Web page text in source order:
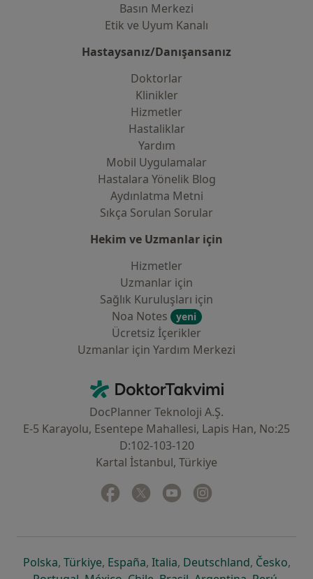
Basın Merkezi
Etik ve Uyum Kanalı
Hastaysanız/Danışansanız
Doktorlar
Klinikler
Hizmetler
Hastaliklar
Yardım
Mobil Uygulamalar
Hastalara Yönelik Blog
Aydınlatma Metni
Sıkça Sorulan Sorular
Hekim ve Uzmanlar için
Hizmetler
Uzmanlar için
Sağlık Kuruluşları için
Noa Notes
yeni
Ücretsiz İçerikler
Uzmanlar için Yardım Merkezi
DoktorTakvimi - Ana Sayfa
DocPlanner Teknoloji A.Ş.
E-5 Karayolu, Esentepe Mahallesi, Lapis Han, No:25
D:102-103-120
Kartal İstanbul, Türkiye
Facebook
yeni bir sekmede açılır
Twitter
yeni bir sekmede açılır
Youtube
yeni bir sekmede açılır
Polskayeni bir sekmede açılır
, Türkiyeyeni bir sekmede açılır
, Españayeni bir sekmede açılır
, Italiayeni bir sekmede açılır
, Deutschlandyeni bir
, Českoyeni
,